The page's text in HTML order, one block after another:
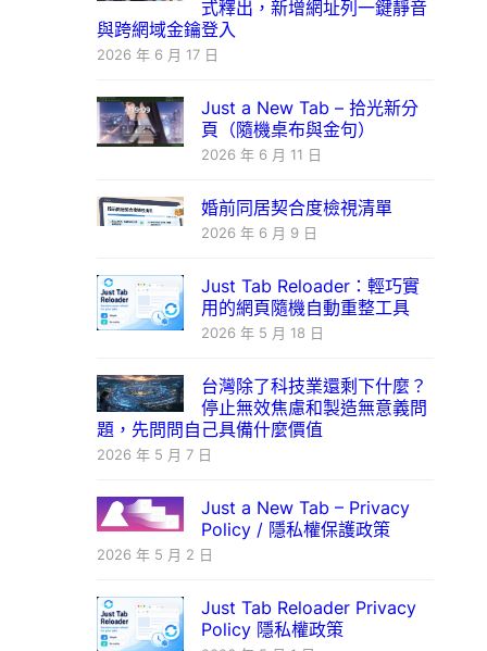
式釋出，新增網址列一鍵靜音
與跨網域金鑰登入
2026 年 6 月 17 日
Just a New Tab – 拾光新分
頁（隨機桌布與金句）
2026 年 6 月 11 日
婚前同居契合度檢視清單
2026 年 6 月 9 日
Just Tab Reloader：輕巧實
用的網頁隨機自動重整工具
2026 年 5 月 18 日
台灣除了科技業還剩下什麼？
停止無效焦慮和製造無意義問
題，先問問自己具備什麼價值
2026 年 5 月 7 日
Just a New Tab – Privacy
Policy / 隱私權保護政策
2026 年 5 月 2 日
Just Tab Reloader Privacy
Policy 隱私權政策